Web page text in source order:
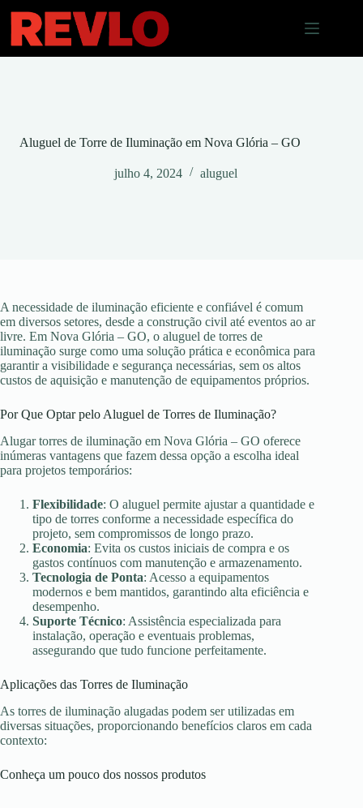
para
conteúdo
Aluguel de Torre de Iluminação em Nova Glória – GO
julho 4, 2024 aluguel
A necessidade de iluminação eficiente e confiável é comum
em diversos setores, desde a construção civil até eventos ao ar
livre. Em Nova Glória – GO, o aluguel de torres de
iluminação surge como uma solução prática e econômica para
garantir a visibilidade e segurança necessárias, sem os altos
custos de aquisição e manutenção de equipamentos próprios.
Por Que Optar pelo Aluguel de Torres de Iluminação?
Alugar torres de iluminação em Nova Glória – GO oferece
inúmeras vantagens que fazem dessa opção a escolha ideal
para projetos temporários:
Flexibilidade: O aluguel permite ajustar a quantidade e
tipo de torres conforme a necessidade específica do
projeto, sem compromissos de longo prazo.
Economia: Evita os custos iniciais de compra e os
gastos contínuos com manutenção e armazenamento.
Tecnologia de Ponta: Acesso a equipamentos
modernos e bem mantidos, garantindo alta eficiência e
desempenho.
Suporte Técnico: Assistência especializada para
instalação, operação e eventuais problemas,
assegurando que tudo funcione perfeitamente.
Aplicações das Torres de Iluminação
As torres de iluminação alugadas podem ser utilizadas em
diversas situações, proporcionando benefícios claros em cada
contexto:
Conheça um pouco dos nossos produtos